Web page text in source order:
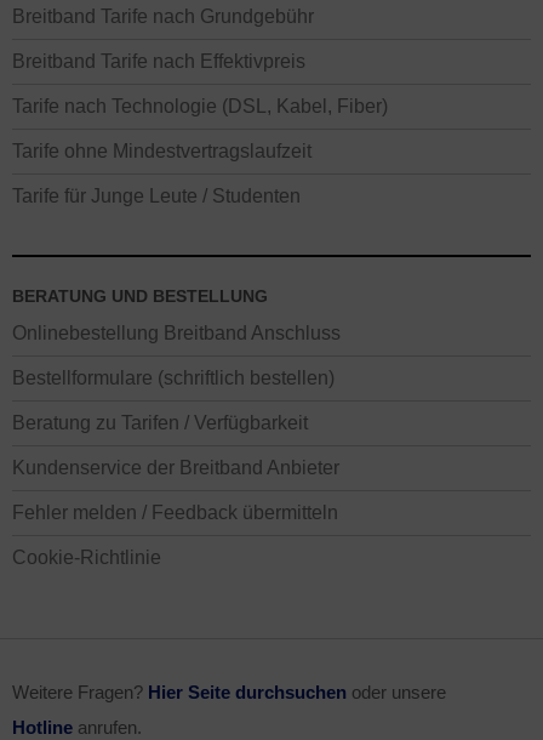
Breitband Tarife nach Grundgebühr
Breitband Tarife nach Effektivpreis
Tarife nach Technologie (DSL, Kabel, Fiber)
Tarife ohne Mindestvertragslaufzeit
Tarife für Junge Leute / Studenten
BERATUNG UND BESTELLUNG
Onlinebestellung Breitband Anschluss
Bestellformulare (schriftlich bestellen)
Beratung zu Tarifen / Verfügbarkeit
Kundenservice der Breitband Anbieter
Fehler melden / Feedback übermitteln
Cookie-Richtlinie
Weitere Fragen? Hier Seite durchsuchen oder unsere
Hotline anrufen.